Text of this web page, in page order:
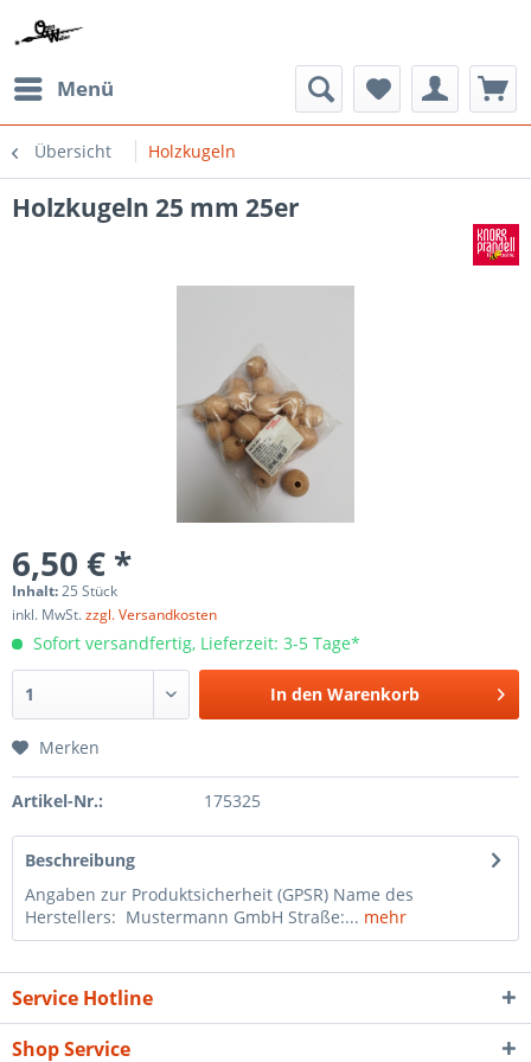
Menü
Übersicht Holzkugeln
Holzkugeln 25 mm 25er
6,50 € *
Inhalt:25 Stück
inkl. MwSt.zzgl. Versandkosten
Sofort versandfertig, Lieferzeit: 3-5 Tage*
In den Warenkorb
Merken
Artikel-Nr.: 175325
Beschreibung
Angaben zur Produktsicherheit (GPSR) Name des
Herstellers: Mustermann GmbH Straße:... mehr
Service Hotline
Shop Service